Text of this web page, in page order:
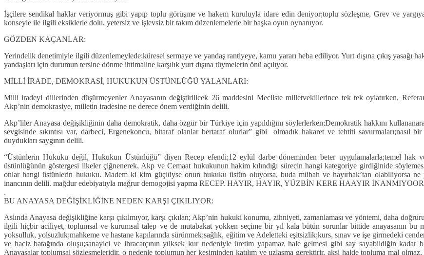
İşçilere sendikal haklar veriyormuş gibi yapıp toplu görüşme ve hakem kuruluyla idare edin deniyor;toplu sözleşme, Grev ve
konseyle ile ilgili eksiklerle dolu, yetersiz ve işlevsiz bir takım düzenlemelerle bir başka oyun oynanıyor.
GÖZDEN KAÇANLAR:
Yerindelik denetimiyle ilgili düzenlemeylede;küresel sermaye ve yandaş rantiyeye, kamu yararı heba ediliyor. Yurt dışına çıkış yasağı
yandaşları için durumun tersine dönme ihtimaline karşılık yurt dışına tüymelerin önü açılıyor.
MİLLİ İRADE, DEMOKRASİ, HUKUKUN ÜSTÜNLÜĞÜ YALANLARI:
Milli iradeyi dillerinden düşürmeyenler Anayasanın değiştirilicek 26 maddesini Mecliste milletvekillerince tek tek oylatırken,
Akp’nin demokrasiye, milletin iradesine ne derece önem verdiğinin delili.
Akp’liler Anayasa değişikliğinin daha demokratik, daha özgür bir Türkiye için yapıldığını söylerlerken;Demokratik hakkını
sevgisinde sıkıntısı var, darbeci, Ergenekoncu, bitaraf olanlar bertaraf olurlar” gibi olmadık hakaret ve tehtiti
duydukları saygının delili.
“Üstünlerin Hukuku değil, Hukukun Üstünlüğü” diyen Recep efendi;12 eylül darbe döneminden beter uygulamalarla;temel hak
üstünlüğünün göstergesi ilkeler çiğnenerek, Akp ve Cemaat hukukunun hakim kılındığı sürecin hangi kategoriye girdiğinide
onlar hangi üstünlerin hukuku. Madem ki kim güçlüyse onun hukuku üstün oluyorsa, buda mübah ve hayırhak’tan olabiliyorsa
inancının delili. mağdur edebiyatıyla mağrur demogojisi yapma RECEP. HAYIR, HAYIR, YÜZBİN KERE HAAYIR
.
BU ANAYASA DEĞİŞİKLİĞİNE NEDEN KARŞI ÇIKILIYOR:
Aslında Anayasa değişikliğine karşı çıkılmıyor, karşı çıkılan; Akp’nin hukuki konumu, zihniyeti, zamanlaması ve yöntemi, daha
ilgili hiçbir aciliyet, toplumsal ve kurumsal talep ve de mutabakat yokken seçime bir yıl kala bütün sorunlar bittide anayasanın
yoksulluk, yolsuzluk;mahkeme ve hastane kapılarında sürünmek;sağlık, eğitim ve Adeletteki eşitsizlik;kurs, sınav ve işe girmedeki
ve haciz batağında oluşu;sanayici ve ihracatçının yüksek kur nedeniyle üretim yapamaz hale gelmesi gibi say sayabildiğin
Anayasalar toplumsal sözleşmeleridir, o nedenle toplumun her kesiminden katılım ve uzlaşma gerektirir, aksi halde topluma mal